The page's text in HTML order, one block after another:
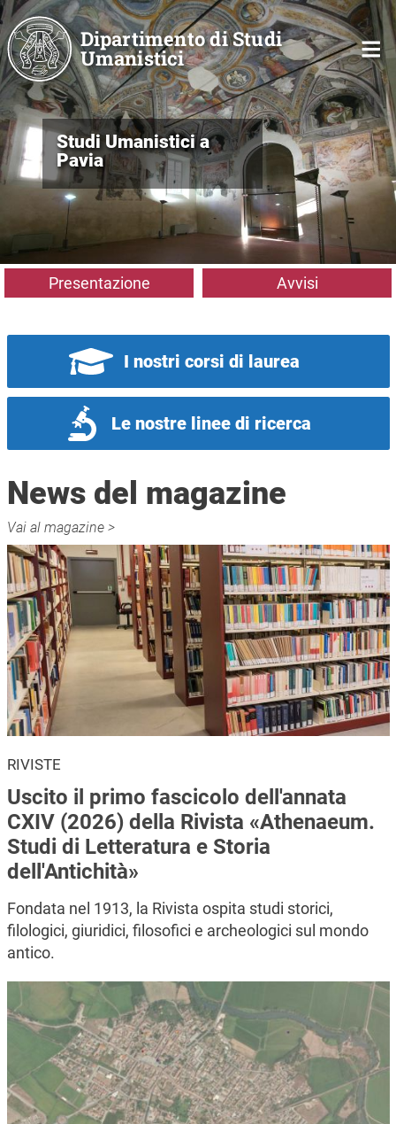
Salta al contenuto principale
Dipartimento di Studi
Umanistici
Studi Umanistici a
Pavia
Presentazione Avvisi
I nostri corsi di laurea
Le nostre linee di ricerca
Vai al magazine >
News del magazine
RIVISTE
Uscito il primo fascicolo dell'annata
CXIV (2026) della Rivista «Athenaeum.
Studi di Letteratura e Storia
dell'Antichità»
Fondata nel 1913, la Rivista ospita studi storici,
filologici, giuridici, filosofici e archeologici sul mondo
antico.